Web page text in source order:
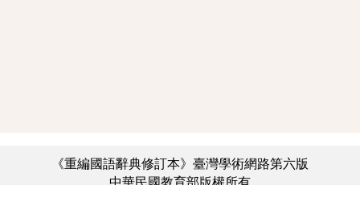
《重編國語辭典修訂本》臺灣學術網路第六版
中華民國教育部版權所有